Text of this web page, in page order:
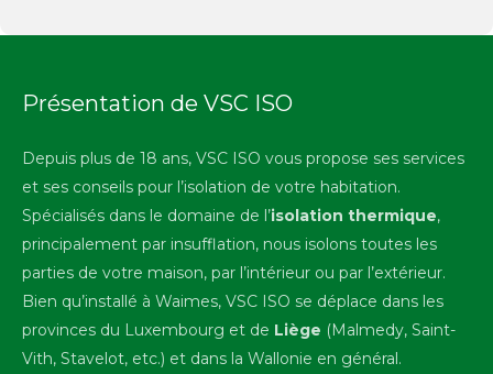
Présentation de VSC ISO
Depuis plus de 18 ans, VSC ISO vous propose ses services
et ses conseils pour l’isolation de votre habitation.
Spécialisés dans le domaine de l’isolation thermique,
principalement par insufflation, nous isolons toutes les
parties de votre maison, par l’intérieur ou par l’extérieur.
Bien qu’installé à Waimes, VSC ISO se déplace dans les
provinces du Luxembourg et de Liège (Malmedy, Saint-
Vith, Stavelot, etc.) et dans la Wallonie en général.